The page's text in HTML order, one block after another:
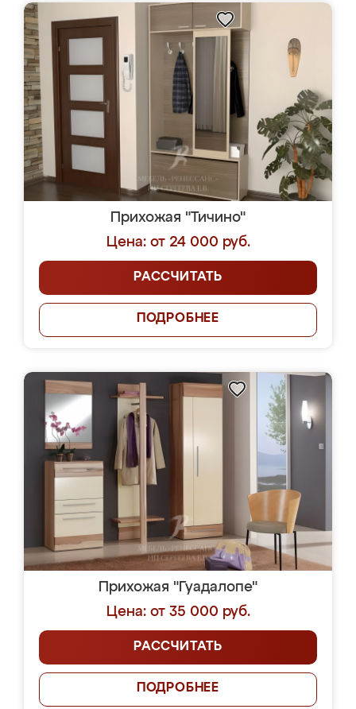
Прихожая "Тичино"
Цена: от 24 000 руб.
РАССЧИТАТЬ
ПОДРОБНЕЕ
Прихожая "Гуадалопе"
Цена: от 35 000 руб.
РАССЧИТАТЬ
ПОДРОБНЕЕ